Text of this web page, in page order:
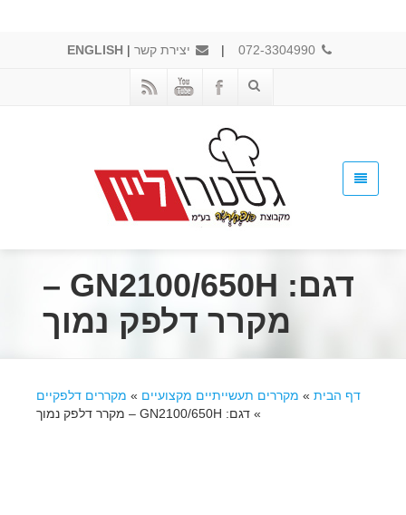
072-3304990
| יצירת קשר |
ENGLISH
דגם: GN2100/650H –
מקרר דלפק נמוך
דף הבית » מקררים תעשייתיים מקצועיים » מקררים דלפקיים
» דגם: GN2100/650H – מקרר דלפק נמוך